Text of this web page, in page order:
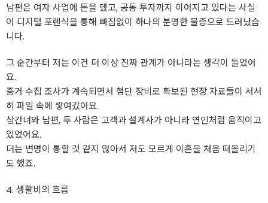
남편은 여자 사업에 돈을 댔고, 공동 투자까지 이어지고 있다는 사실
이 디지털 포렌식을 통해 빠짐없이 하나의 분명한 물증으로 드러났습
니다.
그 순간부터 저는 이건 더 이상 진짜 관계가 아니라는 생각이 들었어
요.
증거 수집 조사가 계속되면서 첨단 장비로 확보된 현장 자료들이 서서
히 파일 속에 쌓여갔어요.
상간녀와 남편, 두 사람은 고객과 설계사가 아니라 연인처럼 움직이고
있었어요.
더는 변명이 통할 것 같지 않아서 저도 모르게 이혼을 처음 떠올리기
도 했죠.
4. 생활비의 흐름